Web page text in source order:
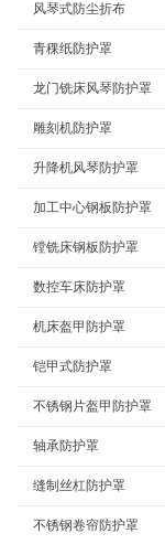
风琴式防尘折布
青稞纸防护罩
龙门铣床风琴防护罩
雕刻机防护罩
升降机风琴防护罩
加工中心钢板防护罩
镗铣床钢板防护罩
数控车床防护罩
机床盔甲防护罩
铠甲式防护罩
不锈钢片盔甲防护罩
轴承防护罩
缝制丝杠防护罩
不锈钢卷帘防护罩